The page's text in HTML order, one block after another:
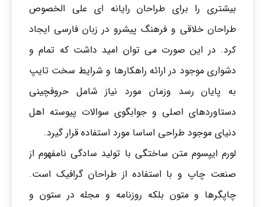
بیشتری را برای طراحان رایانه ای علی الخصوص
طراحان خلاقی و فرهنگ پیشرو در زبان فارسی ایجاد
کرد. در این صورت می توان امید داشت که تمام و
دشواری موجود در ارائه راهکارها و شرایط سخت تایپ
به پایان رسد وزمان مورد نیاز شامل حروفچینی
دستاوردهای اصلی و جوابگوی سوالات پیوسته اهل
دنیای موجود طراحی اساسا مورد استفاده قرار گیرد.
لورم ایپسوم متن ساختگی با تولید سادگی نامفهوم از
صنعت چاپ و با استفاده از طراحان گرافیک است.
چاپگرها و متون بلکه روزنامه و مجله در ستون و